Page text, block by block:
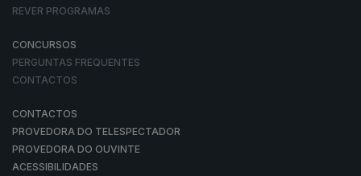
REVER PROGRAMAS
CONCURSOS
PERGUNTAS FREQUENTES
CONTACTOS
CONTACTOS
PROVEDORA DO TELESPECTADOR
PROVEDORA DO OUVINTE
ACESSIBILIDADES